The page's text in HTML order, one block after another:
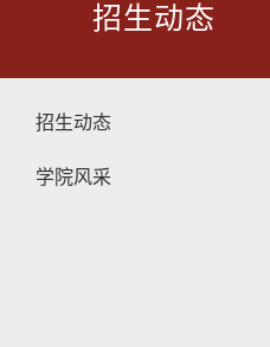
招生动态
招生动态
学院风采